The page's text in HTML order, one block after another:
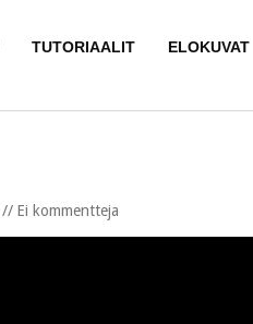
TUTORIAALIT ELOKUVAT
Ei kommentteja